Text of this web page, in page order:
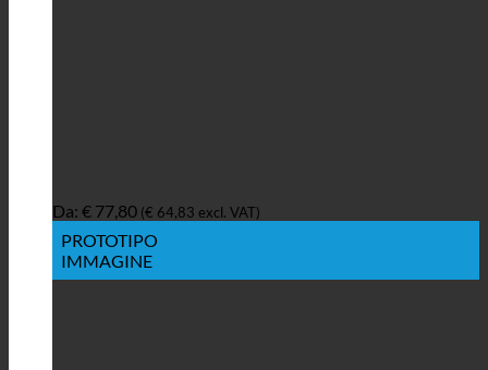
Da: € 77,80 (€ 64,83 excl. VAT)
PROTOTIPO
IMMAGINE